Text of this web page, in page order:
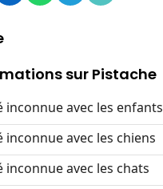
sur Pistache
inconnue avec les enfants
inconnue avec les chiens
inconnue avec les chats